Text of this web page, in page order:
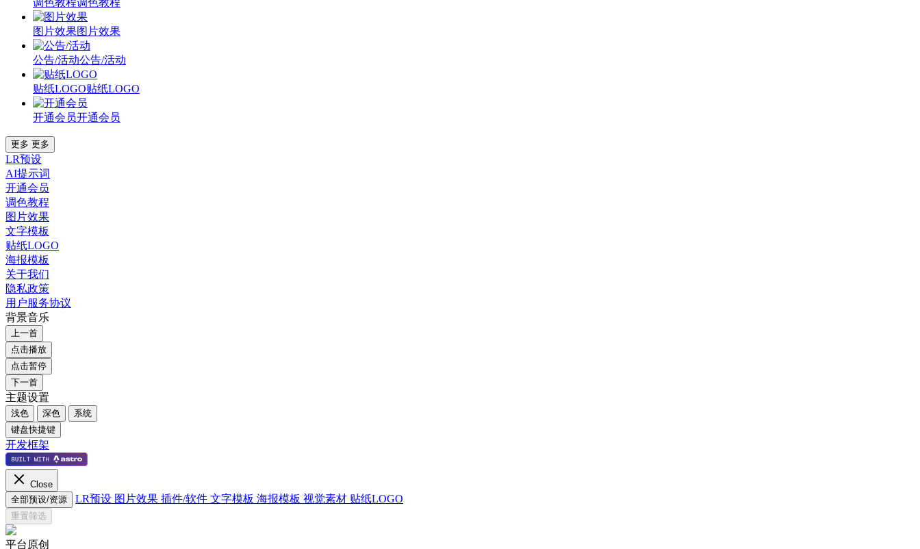
图片效果图片效果
公告/活动公告/活动
贴纸LOGO贴纸LOGO
开通会员开通会员
更多 更多
LR预设
AI提示词
开通会员
调色教程
图片效果
文字模板
贴纸LOGO
海报模板
关于我们
隐私政策
用户服务协议
背景音乐
上一首
点击播放
点击暂停
下一首
主题设置
浅色 深色
系统
键盘快捷键
开发框架
Close
全部预设/资源
LR预设 图片效果 插件/软件 文字模板 海报模板 视觉素材 贴纸LOGO
重置筛选
平台原创